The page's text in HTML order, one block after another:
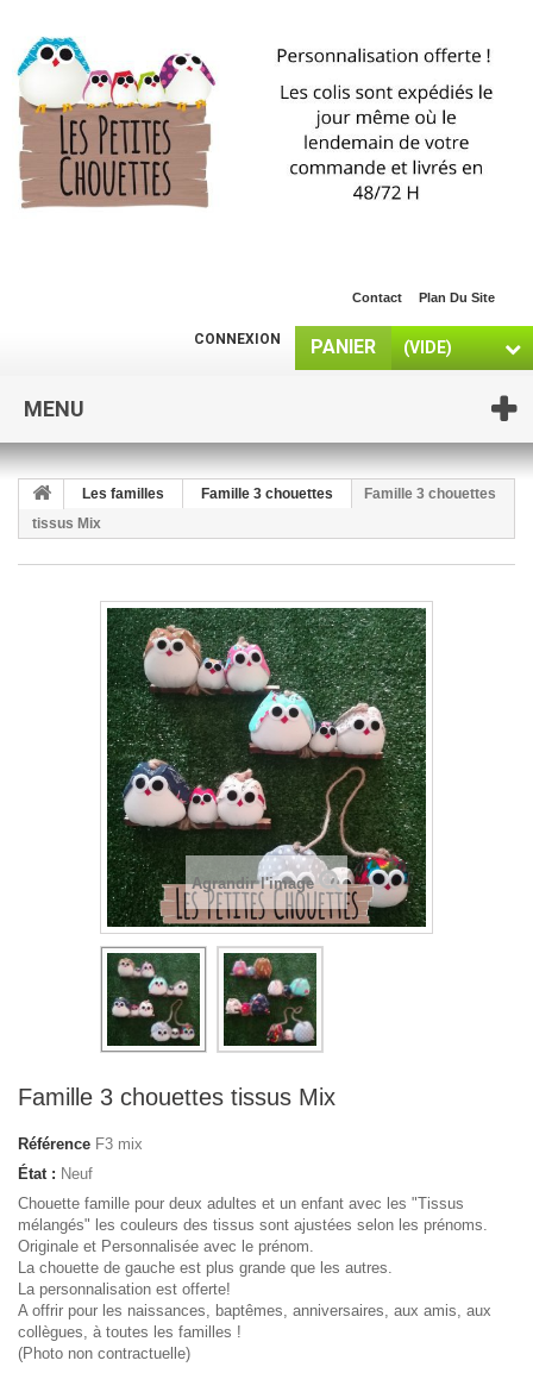
Contact Plan Du Site
PANIER (VIDE)
CONNEXION
MENU
Les familles Famille 3 chouettes
Famille 3 chouettes
tissus Mix
Agrandir l'image
Famille 3 chouettes tissus Mix
Référence F3 mix
État : Neuf
Chouette famille pour deux adultes et un enfant avec les "Tissus
mélangés" les couleurs des tissus sont ajustées selon les prénoms.
Originale et Personnalisée avec le prénom.
La chouette de gauche est plus grande que les autres.
La personnalisation est offerte!
A offrir pour les naissances, baptêmes, anniversaires, aux amis, aux
collègues, à toutes les familles !
(Photo non contractuelle)